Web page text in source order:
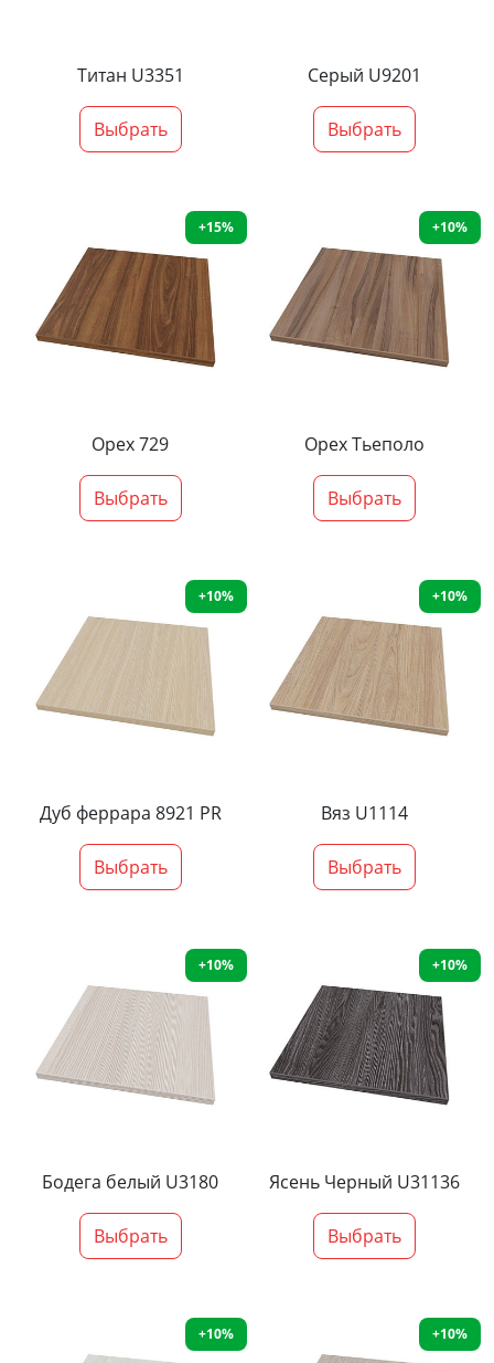
Титан U3351
Выбрать
Серый U9201
Выбрать
+15%
Орех 729
Выбрать
+10%
Орех Тьеполо
Выбрать
+10%
Дуб феррара 8921 PR
Выбрать
+10%
Вяз U1114
Выбрать
+10%
Бодега белый U3180
Выбрать
+10%
Ясень Черный U31136
Выбрать
+10% +10%